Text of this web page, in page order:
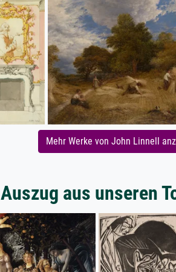
Mehr Werke von John Linnell
Auszug aus unseren